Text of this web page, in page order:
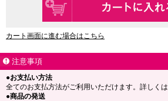
カート画面に進む場合はこちら
注意事項
●お支払い方法
全てのお支払方法がご利用いただけます。詳しくは
●商品の発送